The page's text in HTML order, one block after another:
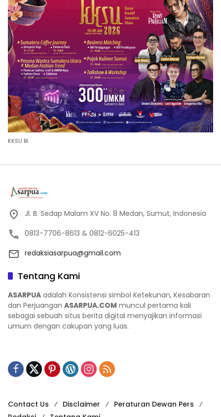
KKSU BI
Jl. B. Sedap Malam XV No. 8 Medan, Sumut, Indonesia
0813-7706-8613 & 0812-6025-413
redaksiasarpua@gmail.com
Tentang Kami
ASARPUA adalah Konsistensi simbol Ketekunan, Kesabaran
dan Perjuangan ASARPUA.COM muncul pertama kali
sebagai sebuah situs berita digital menyajikan informasi
umum dengan cakupan yang luas.
Contact Us Disclaimer
Peraturan Dewan Pers